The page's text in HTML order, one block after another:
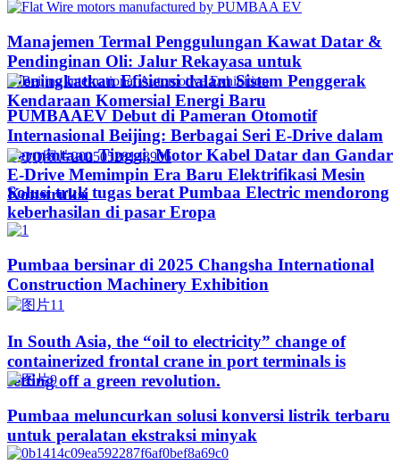
Manajemen Termal Penggulungan Kawat Datar &
Pendinginan Oli: Jalur Rekayasa untuk
Meningkatkan Efisiensi dalam Sistem Penggerak
Kendaraan Komersial Energi Baru
PUMBAAEV Debut di Pameran Otomotif
Internasional Beijing: Berbagai Seri E-Drive dalam
Permintaan Tinggi, Motor Kabel Datar dan Gandar
E-Drive Memimpin Era Baru Elektrifikasi Mesin
Konstruksi
Solusi truk tugas berat Pumbaa Electric mendorong
keberhasilan di pasar Eropa
Pumbaa bersinar di 2025 Changsha International
Construction Machinery Exhibition
In South Asia, the “oil to electricity” change of
containerized frontal crane in port terminals is
setting off a green revolution.
Pumbaa meluncurkan solusi konversi listrik terbaru
untuk peralatan ekstraksi minyak